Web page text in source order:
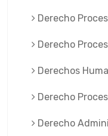
Derecho
Derecho
Derechos
Derecho
Derecho